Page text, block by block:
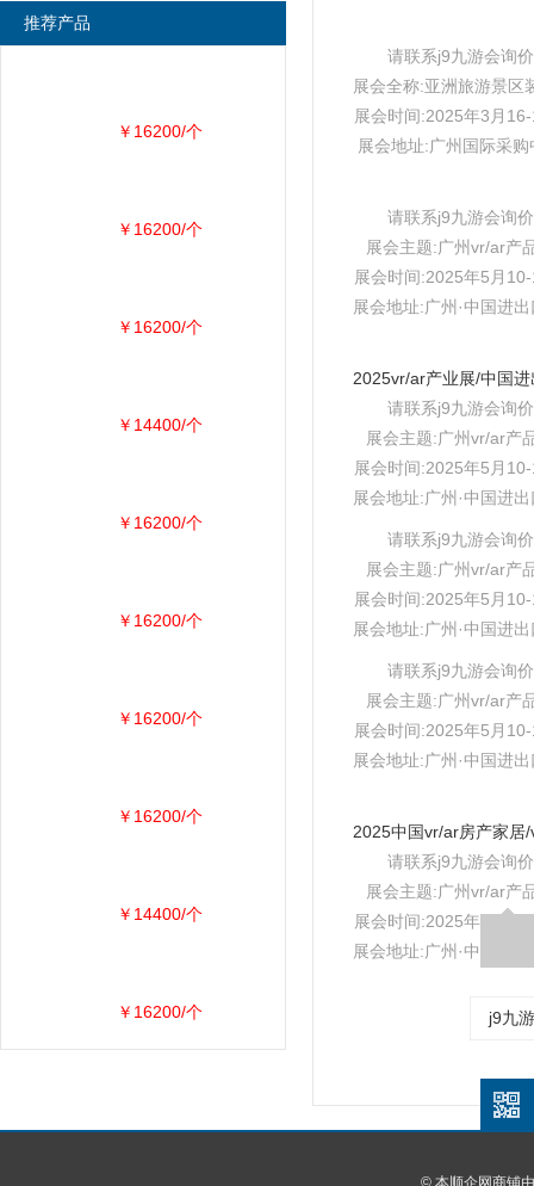
请联系j9九游会询价
展会全称:亚洲旅游景区
展会时间:2025年3月
展会地址:广州国际采购
请联系j9九游会询价
展会主题:广州vr/ar产
展会时间:2025年5月
展会地址:广州·中国进
请联系j9九游会询价
展会主题:广州vr/ar产
展会时间:2025年5月
展会地址:广州·中国进
请联系j9九游会询价
展会主题:广州vr/ar产
展会时间:2025年5月
展会地址:广州·中国进
请联系j9九游会询价
展会主题:广州vr/ar产
展会时间:2025年5月
展会地址:广州·中国进
请联系j9九游会询价
展会主题:广州vr/ar产
展会时间:2025年5月
展会地址:广州·中国进
j9九
推荐产品
￥16200/个
￥16200/个
￥16200/个
￥14400/个
￥16200/个
￥16200/个
￥16200/个
￥16200/个
￥14400/个
￥16200/个
© 本顺企网商铺由